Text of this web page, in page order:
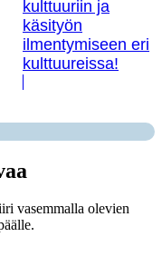
kulttuuriin ja
käsityön
ilmentymiseen eri
kulttuureissa!
vasemmalla olevien